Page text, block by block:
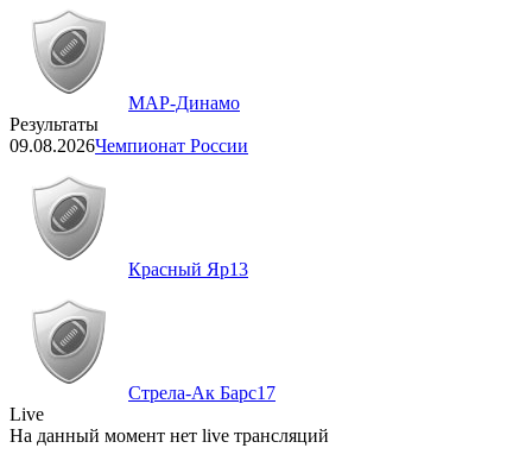
МАР-Динамо
Результаты
09.08.2026Чемпионат России
Красный Яр13
Стрела-Ак Барс17
Live
На данный момент нет live трансляций